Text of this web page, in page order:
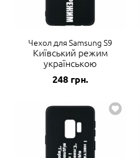
Чехол для Samsung S9
Київський режим
українською
248 грн.